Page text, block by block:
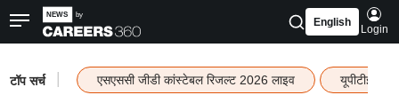
English
Login
टॉप सर्च एसएससी जीडी कांस्टेबल रिजल्ट 2026 लाइव यूपीटीईटी